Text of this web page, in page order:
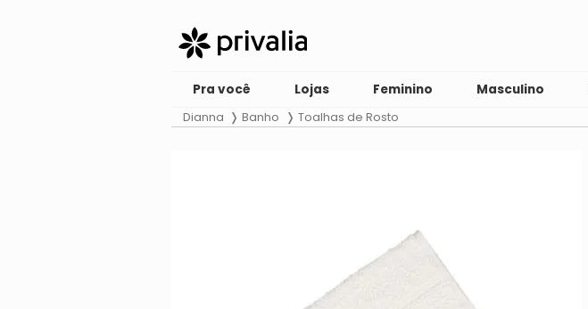
Pra você Lojas Feminino Masculino
Dianna Banho Toalhas de Rosto